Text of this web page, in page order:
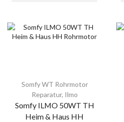
Somfy WT Rohrmotor
Reparatur, Ilmo
Somfy ILMO 50WT TH
Heim & Haus HH